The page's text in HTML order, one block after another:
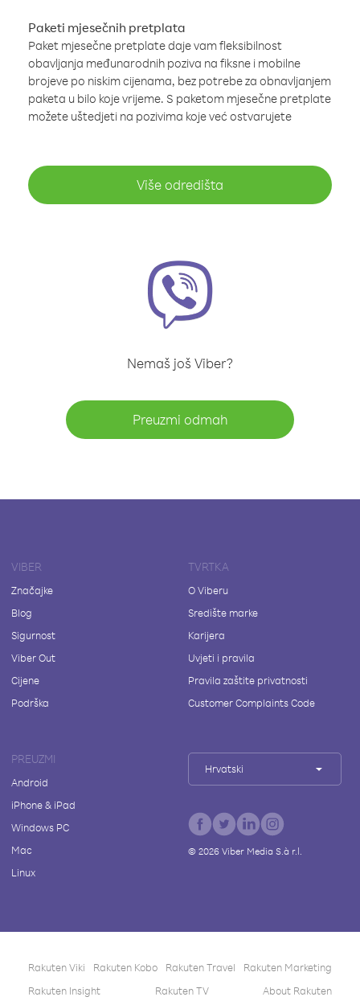
Paketi mjesečnih pretplata
Paket mjesečne pretplate daje vam fleksibilnost
obavljanja međunarodnih poziva na fiksne i mobilne
brojeve po niskim cijenama, bez potrebe za obnavljanjem
paketa u bilo koje vrijeme. S paketom mjesečne pretplate
možete uštedjeti na pozivima koje već ostvarujete
Više odredišta
Nemaš još Viber?
Preuzmi odmah
VIBER
Značajke
Blog
Sigurnost
Viber Out
Cijene
Podrška
TVRTKA
O Viberu
Središte marke
Karijera
Uvjeti i pravila
Pravila zaštite privatnosti
Customer Complaints Code
PREUZMI
Android
iPhone & iPad
Windows PC
Mac
Linux
Hrvatski
© 2026Viber Media S.à r.l.
Rakuten Viki Rakuten Kobo Rakuten Travel
Rakuten Marketing
Rakuten Insight
Rakuten TV About Rakuten